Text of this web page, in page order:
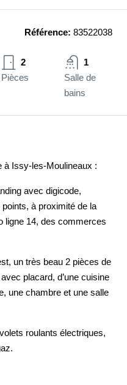
Référence: 83522038
2
Pièces
1
Salle de
bains
Issy-les-Moulineaux :
avec digicode,
à proximité de la
ligne 14, des commerces
un très beau 2 pièces de
placard, d’une cuisine
une chambre et une salle
roulants électriques,